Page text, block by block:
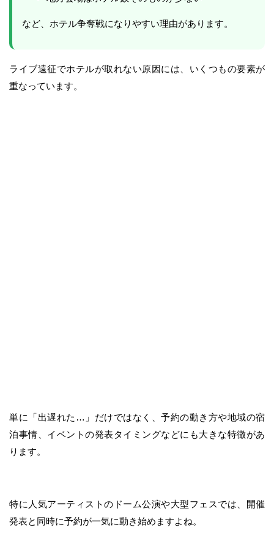
など、ホテル争奪戦になりやすい理由があります。
ライブ遠征でホテルが取れない原因には、いくつもの要素が
重なっています。
単に「出遅れた…」だけではなく、予約の動き方や地域の宿
泊事情、イベントの発表タイミングなどにも大きな特徴があ
ります。
特に人気アーティストのドーム公演や大型フェスでは、開催
発表と同時に予約が一気に動き始めますよね。